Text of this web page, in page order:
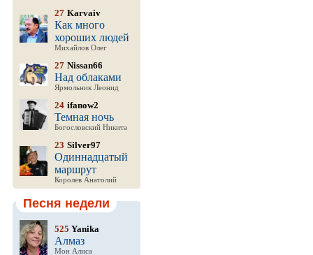
27 Karvaiv
Как много
хороших людей
Михайлов Олег
27 Nissan66
Над облаками
Ярмольник Леонид
24 ifanow2
Темная ночь
Богословский Никита
23 Silver97
Одиннадцатый
маршрут
Королев Анатолий
Песня недели
525 Yanika
Алмаз
Мон Алиса